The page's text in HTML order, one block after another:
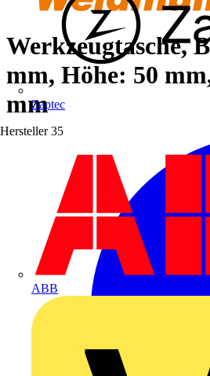
Zaptec
Hersteller 35
ABB
Werkzeugtasche,
mm, Höhe: 50
mm